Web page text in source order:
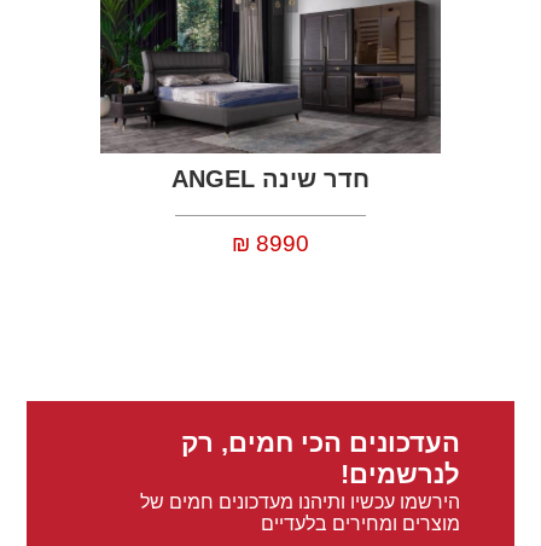
חדר שינה ANGEL
8990
₪
העדכונים הכי חמים, רק
לנרשמים!
הירשמו עכשיו ותיהנו מעדכונים חמים של
מוצרים ומחירים בלעדיים